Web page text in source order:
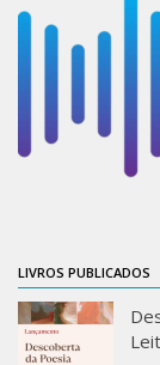
Aluno
Disciplinas
LIVROS PUBLICADOS